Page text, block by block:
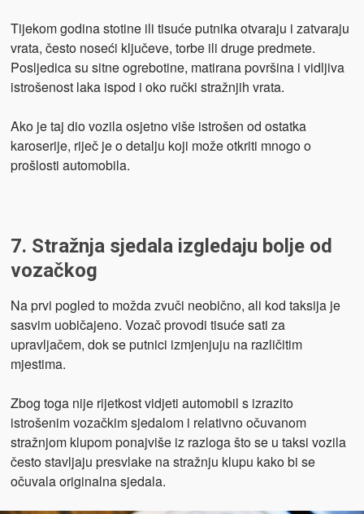
Tijekom godina stotine ili tisuće putnika otvaraju i zatvaraju
vrata, često noseći ključeve, torbe ili druge predmete.
Posljedica su sitne ogrebotine, matirana površina i vidljiva
istrošenost laka ispod i oko ručki stražnjih vrata.
Ako je taj dio vozila osjetno više istrošen od ostatka
karoserije, riječ je o detalju koji može otkriti mnogo o
prošlosti automobila.
7. Stražnja sjedala izgledaju bolje od
vozačkog
Na prvi pogled to možda zvuči neobično, ali kod taksija je
sasvim uobičajeno. Vozač provodi tisuće sati za
upravljačem, dok se putnici izmjenjuju na različitim
mjestima.
Zbog toga nije rijetkost vidjeti automobil s izrazito
istrošenim vozačkim sjedalom i relativno očuvanom
stražnjom klupom ponajviše iz razloga što se u taksi vozila
često stavljaju presvlake na stražnju klupu kako bi se
očuvala originalna sjedala.